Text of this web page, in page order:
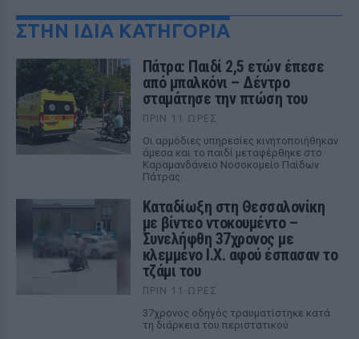
ΣΤΗΝ ΙΔΙΑ ΚΑΤΗΓΟΡΙΑ
Πάτρα: Παιδί 2,5 ετών έπεσε
από μπαλκόνι – Δέντρο
σταμάτησε την πτώση του
ΠΡΙΝ 11 ΏΡΕΣ
Οι αρμόδιες υπηρεσίες κινητοποιήθηκαν
άμεσα και το παιδί μεταφέρθηκε στο
Καραμανδάνειο Νοσοκομείο Παίδων
Πάτρας.
Καταδίωξη στη Θεσσαλονίκη
με βίντεο ντοκουμέντο –
Συνελήφθη 37χρονος με
κλεμμένο Ι.Χ. αφού έσπασαν το
τζάμι του
ΠΡΙΝ 11 ΏΡΕΣ
37χρονος οδηγός τραυματίστηκε κατά
τη διάρκεια του περιστατικού